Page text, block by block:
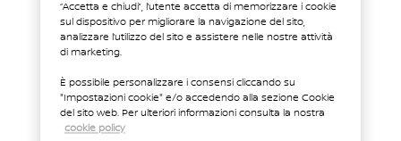
“Accetta e chiudi”, l’utente accetta di memorizzare i cookie
sul dispositivo per migliorare la navigazione del sito,
analizzare l’utilizzo del sito e assistere nelle nostre attività
di marketing.
È possibile personalizzare i consensi cliccando su
"Impostazioni cookie" e/o accedendo alla sezione Cookie
del sito web. Per ulteriori informazioni consulta la nostra
cookie policy